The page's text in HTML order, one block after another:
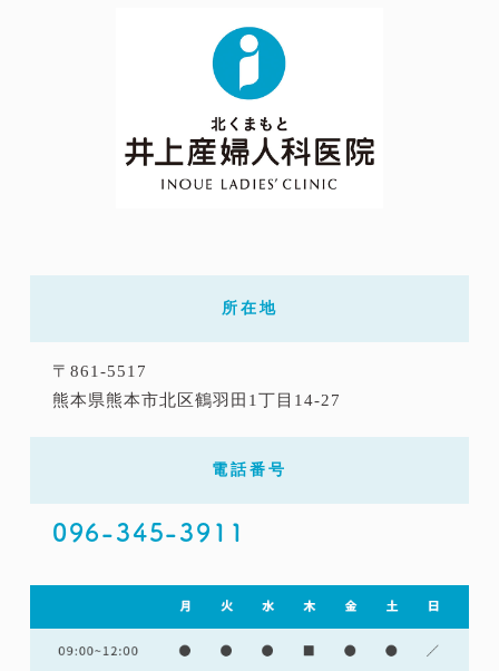
所在地
〒861-5517
熊本県熊本市北区鶴羽田1丁目14-27
電話番号
096-345-3911